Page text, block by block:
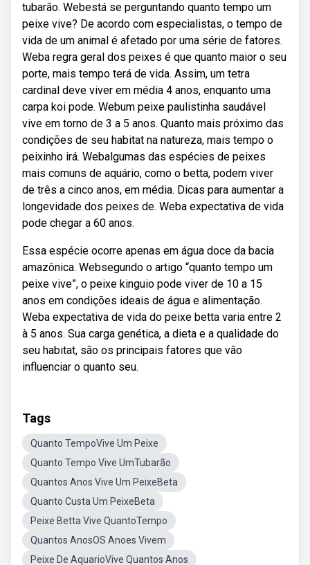
tubarão. Webestá se perguntando quanto tempo um
peixe vive? De acordo com especialistas, o tempo de
vida de um animal é afetado por uma série de fatores.
Weba regra geral dos peixes é que quanto maior o seu
porte, mais tempo terá de vida. Assim, um tetra
cardinal deve viver em média 4 anos, enquanto uma
carpa koi pode. Webum peixe paulistinha saudável
vive em torno de 3 a 5 anos. Quanto mais próximo das
condições de seu habitat na natureza, mais tempo o
peixinho irá. Webalgumas das espécies de peixes
mais comuns de aquário, como o betta, podem viver
de três a cinco anos, em média. Dicas para aumentar a
longevidade dos peixes de. Weba expectativa de vida
pode chegar a 60 anos.
Essa espécie ocorre apenas em água doce da bacia
amazônica. Websegundo o artigo “quanto tempo um
peixe vive”, o peixe kinguio pode viver de 10 a 15
anos em condições ideais de água e alimentação.
Weba expectativa de vida do peixe betta varia entre 2
à 5 anos. Sua carga genética, a dieta e a qualidade do
seu habitat, são os principais fatores que vão
influenciar o quanto seu.
Tags
Quanto TempoVive Um Peixe
Quanto Tempo Vive UmTubarão
Quantos Anos Vive Um PeixeBeta
Quanto Custa Um PeixeBeta
Peixe Betta Vive QuantoTempo
Quantos AnosOS Anoes Vivem
Peixe De AquarioVive Quantos Anos